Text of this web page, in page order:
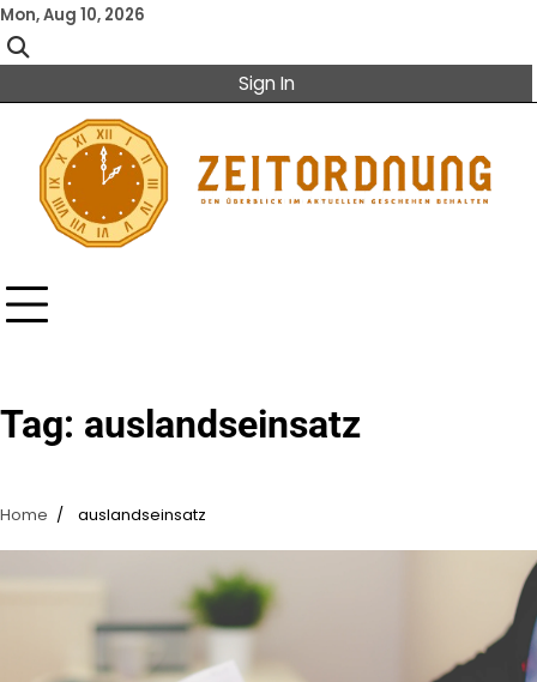
Skip
to
content
Mon, Aug 10, 2026
Sign In
Tag: auslandseinsatz
Home auslandseinsatz